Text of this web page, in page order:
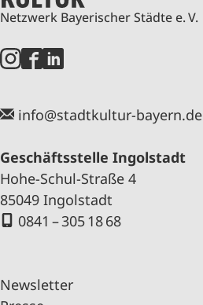
Netzwerk Bayerischer Städte e. V.
info@stadtkultur-bayern.de
Geschäftsstelle Ingolstadt
Hohe-Schul-Straße 4
85049 Ingolstadt
0841 – 305 18 68
Newsletter